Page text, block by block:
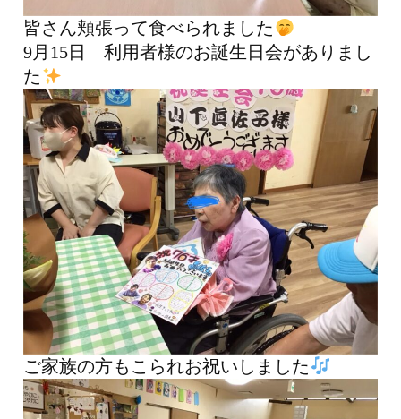
皆さん頬張って食べられました
9月15日 利用者様のお誕生日会がありまし
た
ご家族の方もこられお祝いしました